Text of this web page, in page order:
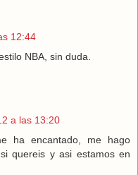
12:44
NBA, sin duda.
a las 13:20
ha encantado, me hago
quereis y asi estamos en